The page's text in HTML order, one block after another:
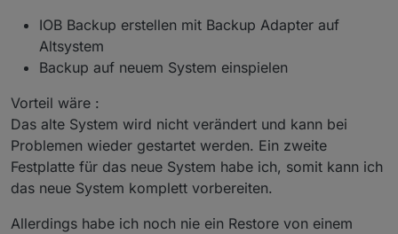
IOB Backup erstellen mit Backup Adapter auf
Altsystem
Backup auf neuem System einspielen
Vorteil wäre :
Das alte System wird nicht verändert und kann bei
Problemen wieder gestartet werden. Ein zweite
Festplatte für das neue System habe ich, somit kann ich
das neue System komplett vorbereiten.
Allerdings habe ich noch nie ein Restore von einem